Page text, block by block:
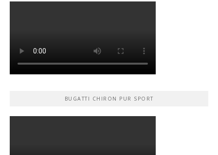
BUGATTI CHIRON PUR SPORT